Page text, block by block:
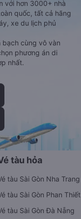
với hơn 3000+ nhà
quốc, tất cả hãng
xe du lịch phủ
bạch cùng vô vàn
phương án di
nhất.
tàu hỏa
tàu Sài Gòn Nha Trang
tàu Sài Gòn Phan Thiết
tàu Sài Gòn Đà Nẵng